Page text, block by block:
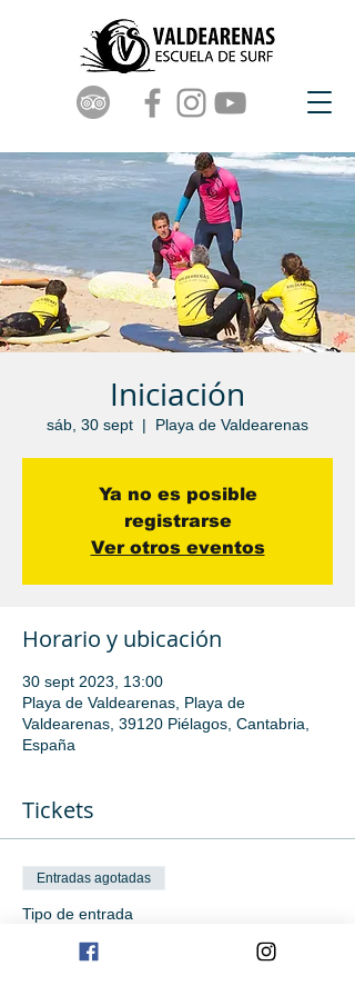
Iniciación
sáb, 30 sept
  |
Playa de Valdearenas
Ya no es posible
registrarse
Ver otros eventos
Horario y ubicación
30 sept 2023, 13:00
Playa de Valdearenas, Playa de
Valdearenas, 39120 Piélagos, Cantabria,
España
Tickets
Entradas agotadas
Tipo de entrada
Iniciación